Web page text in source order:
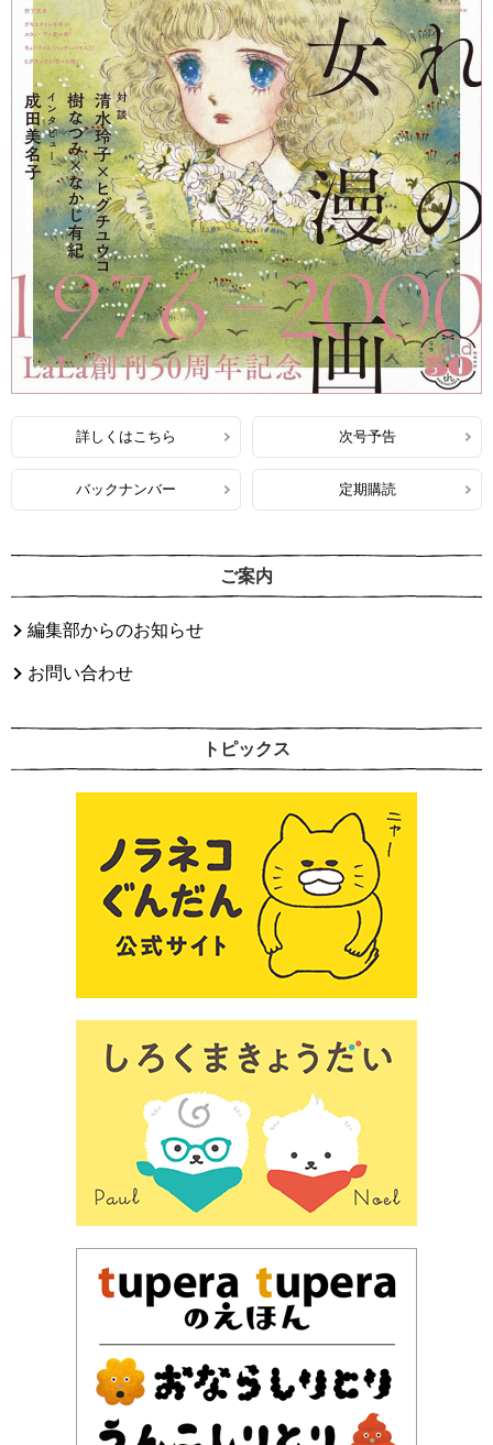
詳しくはこちら 次号予告
バックナンバー 定期購読
ご案内
編集部からのお知らせ
お問い合わせ
トピックス